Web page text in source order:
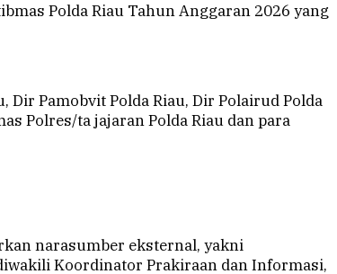
Polda Riau Tahun Anggaran 2026 yang
Dir Pamobvit Polda Riau, Dir Polairud Polda
Polres/ta jajaran Polda Riau dan para
narasumber eksternal, yakni
Koordinator Prakiraan dan Informasi,